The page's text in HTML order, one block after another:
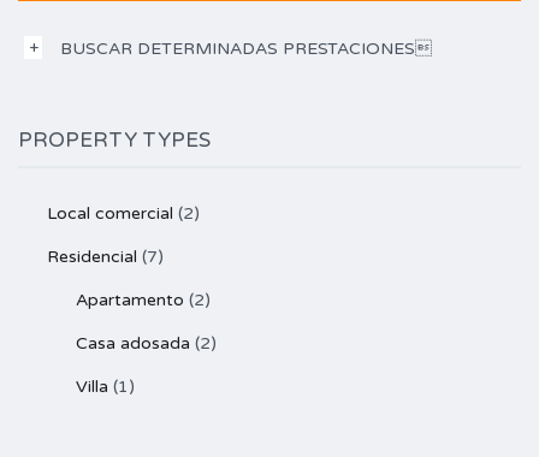
BUSCAR DETERMINADAS PRESTACIONES
PROPERTY TYPES
Local comercial (2)
Residencial (7)
Apartamento (2)
Casa adosada (2)
Villa (1)